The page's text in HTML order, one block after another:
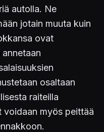
autolla. Ne
jotain muuta kuin
ovat
osaltaan
raiteilla
voidaan myös peittää